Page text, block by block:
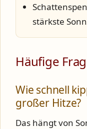
stärkste
Häufige
Wie schnell
großer Hitze?
Das hängt von